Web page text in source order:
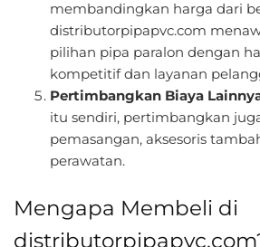
membandingkan harga dari
distributorpipapvc.com
pilihan pipa paralon dengan
kompetitif dan layanan
Pertimbangkan Biaya
itu sendiri, pertimbangkan
pemasangan, aksesoris
perawatan.
Mengapa Membeli di